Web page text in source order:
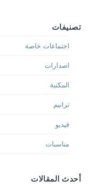
تصنيفات
اجتماعات خاصة
اصدارات
المكتبة
ترانيم
فيديو
مناسبات
أحدث المقالات